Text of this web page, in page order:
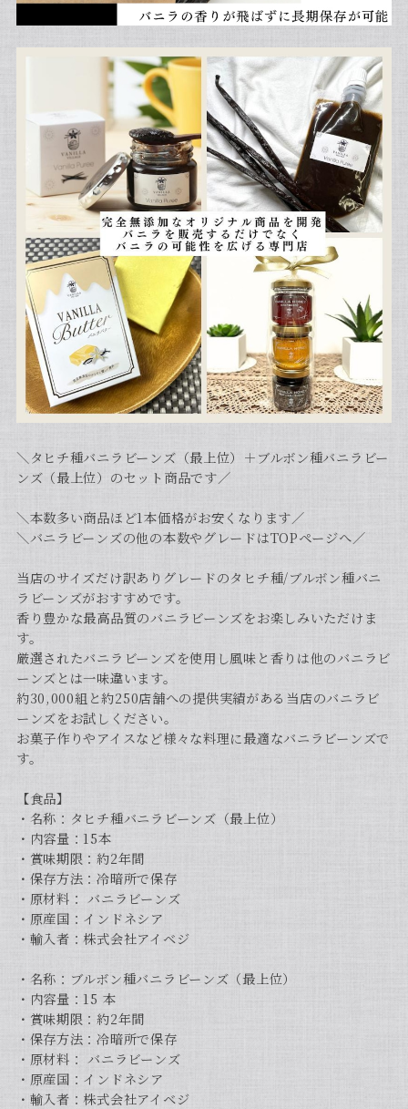
＼タヒチ種バニラビーンズ（最上位）＋ブルボン種バニラビー
ンズ（最上位）のセット商品です／
＼本数多い商品ほど1本価格がお安くなります／
＼バニラビーンズの他の本数やグレードはTOPページへ／
当店のサイズだけ訳ありグレードのタヒチ種/ブルボン種バニ
ラビーンズがおすすめです。
香り豊かな最高品質のバニラビーンズをお楽しみいただけま
す。
厳選されたバニラビーンズを使用し風味と香りは他のバニラビ
ーンズとは一味違います。
約30,000組と約250店舗への提供実績がある当店のバニラビ
ーンズをお試しください。
お菓子作りやアイスなど様々な料理に最適なバニラビーンズで
す。
【食品】
・名称：タヒチ種バニラビーンズ（最上位）
・内容量：15本
・賞味期限：約2年間
・保存方法：冷暗所で保存
・原材料： バニラビーンズ
・原産国：インドネシア
・輸入者：株式会社アイベジ
・名称：ブルボン種バニラビーンズ（最上位）
・内容量：15 本
・賞味期限：約2年間
・保存方法：冷暗所で保存
・原材料： バニラビーンズ
・原産国：インドネシア
・輸入者：株式会社アイベジ